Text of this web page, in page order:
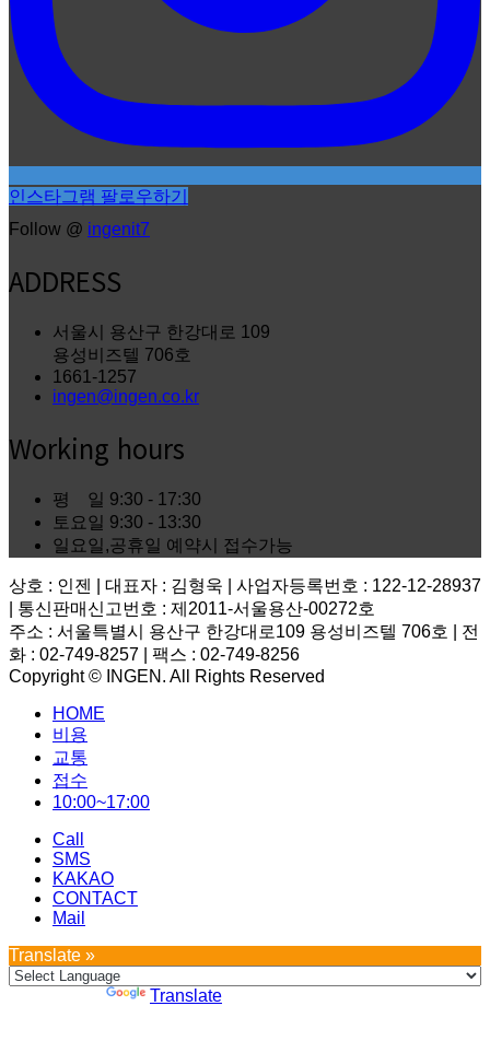
인스타그램 팔로우하기
Follow @ ingenit7
ADDRESS
서울시 용산구 한강대로 109
용성비즈텔 706호
1661-1257
ingen@ingen.co.kr
Working hours
평 일 9:30 - 17:30
토요일 9:30 - 13:30
일요일,공휴일 예약시 접수가능
상호 : 인젠 | 대표자 : 김형욱 | 사업자등록번호 : 122-12-28937
| 통신판매신고번호 : 제2011-서울용산-00272호
주소 : 서울특별시 용산구 한강대로109 용성비즈텔 706호 | 전
화 : 02-749-8257 | 팩스 : 02-749-8256
Copyright © INGEN. All Rights Reserved
HOME
비용
교통
접수
10:00~17:00
Call
SMS
KAKAO
CONTACT
Mail
Translate »
Translate